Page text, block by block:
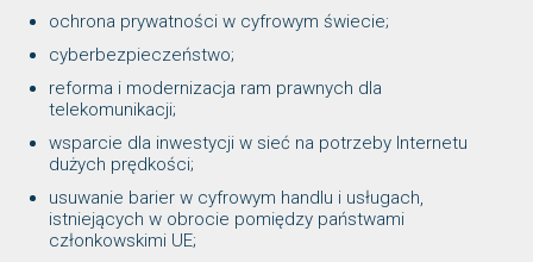
ochrona prywatności w cyfrowym świecie;
cyberbezpieczeństwo;
reforma i modernizacja ram prawnych dla
telekomunikacji;
wsparcie dla inwestycji w sieć na potrzeby Internetu
dużych prędkości;
usuwanie barier w cyfrowym handlu i usługach,
istniejących w obrocie pomiędzy państwami
członkowskimi UE;